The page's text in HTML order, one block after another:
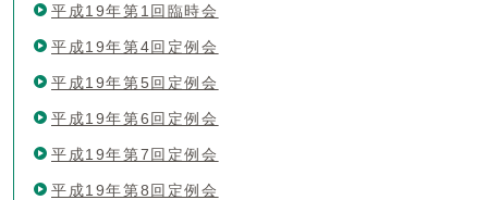
平成19年第1回臨時会
平成19年第4回定例会
平成19年第5回定例会
平成19年第6回定例会
平成19年第7回定例会
平成19年第8回定例会